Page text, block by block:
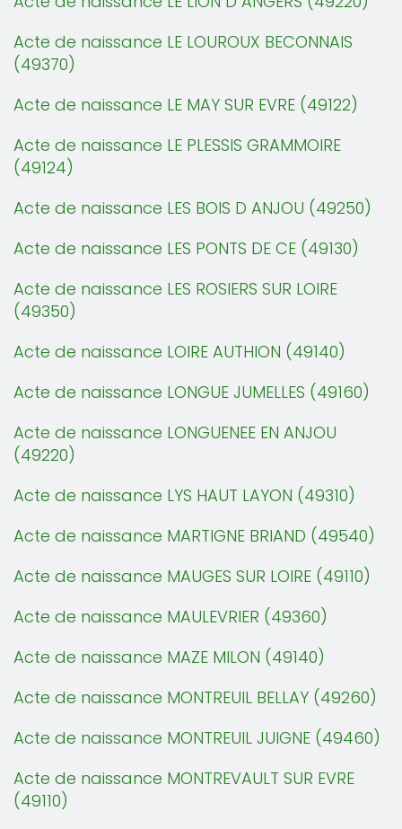
Acte de naissance LE LOUROUX BECONNAIS
(49370)
Acte de naissance LE MAY SUR EVRE (49122)
Acte de naissance LE PLESSIS GRAMMOIRE
(49124)
Acte de naissance LES BOIS D ANJOU (49250)
Acte de naissance LES PONTS DE CE (49130)
Acte de naissance LES ROSIERS SUR LOIRE
(49350)
Acte de naissance LOIRE AUTHION (49140)
Acte de naissance LONGUE JUMELLES (49160)
Acte de naissance LONGUENEE EN ANJOU
(49220)
Acte de naissance LYS HAUT LAYON (49310)
Acte de naissance MARTIGNE BRIAND (49540)
Acte de naissance MAUGES SUR LOIRE (49110)
Acte de naissance MAULEVRIER (49360)
Acte de naissance MAZE MILON (49140)
Acte de naissance MONTREUIL BELLAY (49260)
Acte de naissance MONTREUIL JUIGNE (49460)
Acte de naissance MONTREVAULT SUR EVRE
(49110)